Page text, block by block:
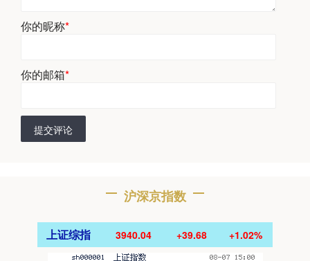
你的昵称*
你的邮箱*
提交评论
沪深京指数
上证综指 3940.04 +39.68 +1.02%